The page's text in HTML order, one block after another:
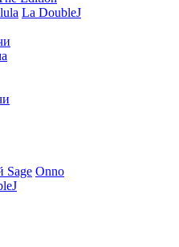
La DoubleJ
Sage Onno